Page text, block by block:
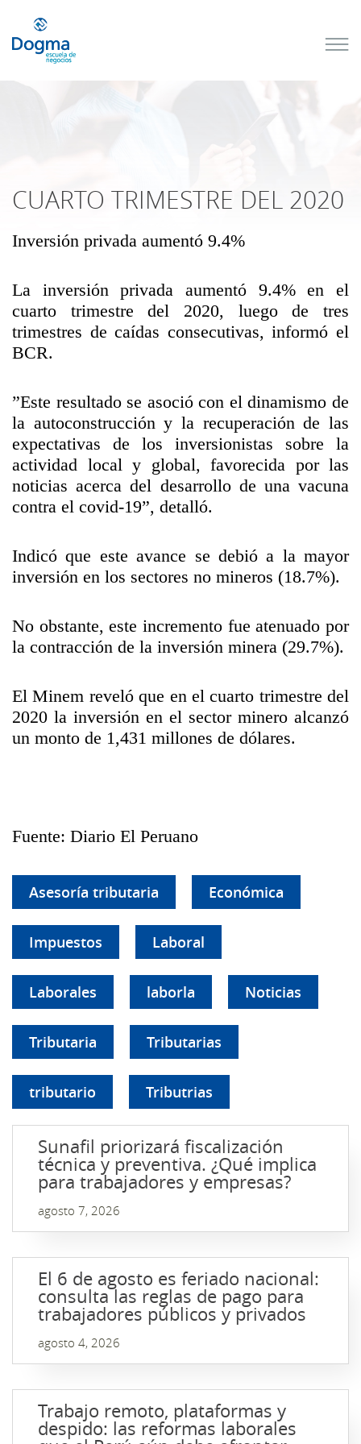
CUARTO TRIMESTRE DEL 2020
Inversión privada aumentó 9.4%
La inversión privada aumentó 9.4% en el
cuarto trimestre del 2020, luego de tres
trimestres de caídas consecutivas, informó el
BCR.
”Este resultado se asoció con el dinamismo de
la autoconstrucción y la recuperación de las
expectativas de los inversionistas sobre la
actividad local y global, favorecida por las
noticias acerca del desarrollo de una vacuna
contra el covid-19”, detalló.
Indicó que este avance se debió a la mayor
inversión en los sectores no mineros (18.7%).
No obstante, este incremento fue atenuado por
la contracción de la inversión minera (29.7%).
El Minem reveló que en el cuarto trimestre del
2020 la inversión en el sector minero alcanzó
un monto de 1,431 millones de dólares.
Fuente: Diario El Peruano
Asesoría tributaria Económica
Impuestos Laboral
Laborales laborla Noticias
Tributaria Tributarias
tributario Tributrias
Sunafil priorizará fiscalización
técnica y preventiva. ¿Qué implica
para trabajadores y empresas?
agosto 7, 2026
El 6 de agosto es feriado nacional:
consulta las reglas de pago para
trabajadores públicos y privados
agosto 4, 2026
Trabajo remoto, plataformas y
despido: las reformas laborales
próximos